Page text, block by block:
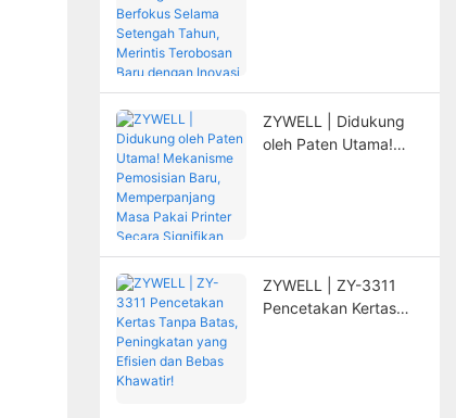
ZYWELL | Didukung
oleh Paten Utama!
Signifikan
ZYWELL | ZY-3311
Pencetakan Kertas